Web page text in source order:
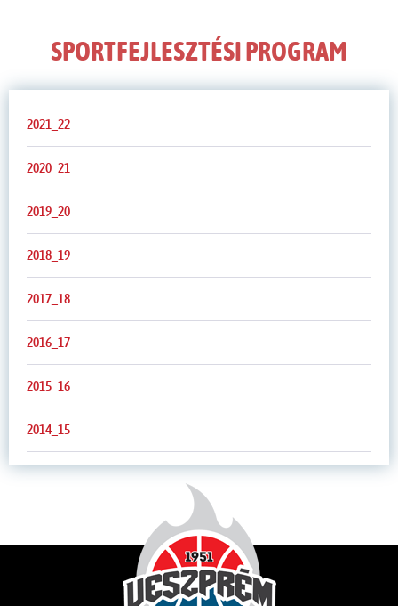
SPORTFEJLESZTÉSI PROGRAM
2021_22
2020_21
2019_20
2018_19
2017_18
2016_17
2015_16
2014_15